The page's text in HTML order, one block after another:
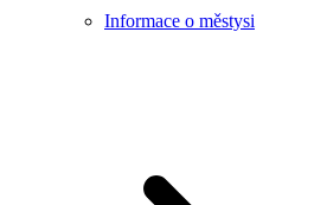
Informace o městysi